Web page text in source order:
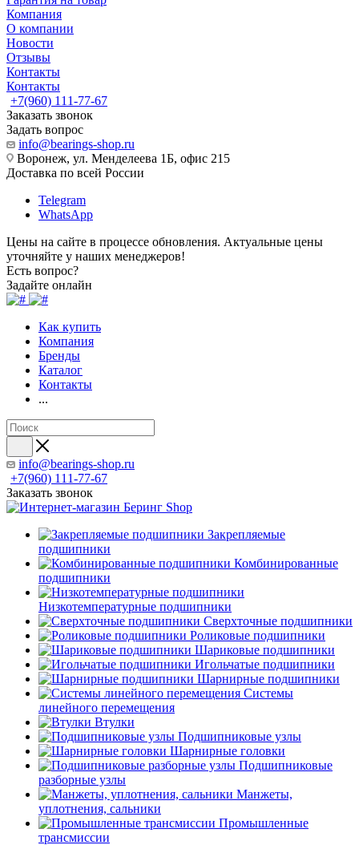
Компания
О компании
Новости
Отзывы
Контакты
Контакты
+7(960) 111-77-67
Заказать звонок
Задать вопрос
info@bearings-shop.ru
Воронеж, ул. Менделеева 1Б, офис 215
Доставка по всей России
Telegram
WhatsApp
Цены на сайте в процессе обновления. Актуальные цены
уточняйте у наших менеджеров!
Есть вопрос?
Задайте онлайн
Как купить
Компания
Бренды
Каталог
Контакты
...
info@bearings-shop.ru
+7(960) 111-77-67
Заказать звонок
Закрепляемые
подшипники
Комбинированные
подшипники
Низкотемпературные подшипники
Сверхточные подшипники
Роликовые подшипники
Шариковые подшипники
Игольчатые подшипники
Шарнирные подшипники
Системы
линейного перемещения
Втулки
Подшипниковые узлы
Шарнирные головки
Подшипниковые
разборные узлы
Манжеты,
уплотнения, сальники
Промышленные
трансмиссии